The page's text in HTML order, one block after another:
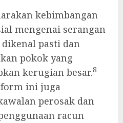
kebimbangan
mengenai serangan
pasti dan
pokok yang
kerugian besar.8
ini juga
perosak dan
racun